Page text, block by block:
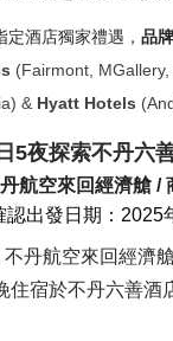
定酒店獨家禮遇， 品
(Fairmont,
&Hyatt Hotels
5夜探索不丹六
航空來回經濟艙 /
認出發日期：2025
不丹航空來回經濟
住宿於不丹六善酒